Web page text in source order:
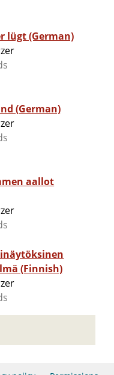
lügt (German)
(German)
aallot
(Finnish)